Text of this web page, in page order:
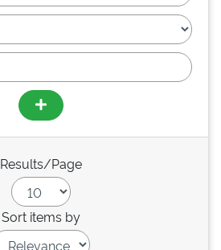
Results/Page
Sort items by